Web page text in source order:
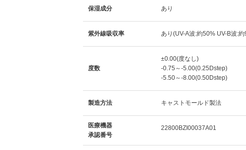
保湿成分 あり
紫外線吸収率 あり(UV-A波:約50% UV-B波:
度数
±0.00(度なし)
-0.75～-5.00(0.25Dstep)
-5.50～-8.00(0.50Dstep)
製造方法 キャストモールド製法
医療機器
承認番号
22800BZI00037A01